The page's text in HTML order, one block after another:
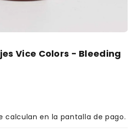
Vice Colors - Bleeding
calculan en la pantalla de pago.